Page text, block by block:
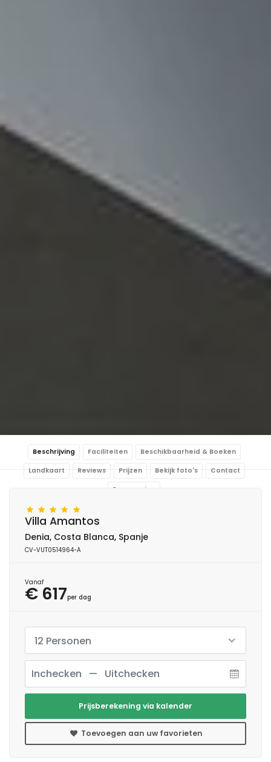
Beschrijving Faciliteiten Beschikbaarheid & Boeken
Landkaart Reviews Prijzen Bekijk foto's Contact
Reservering
Villa Amantos
Denia, Costa Blanca, Spanje
CV-VUT0514964-A
Vanaf
€ 617per dag
12 Personen
Prijsberekening via kalender
Toevoegen aan uw favorieten